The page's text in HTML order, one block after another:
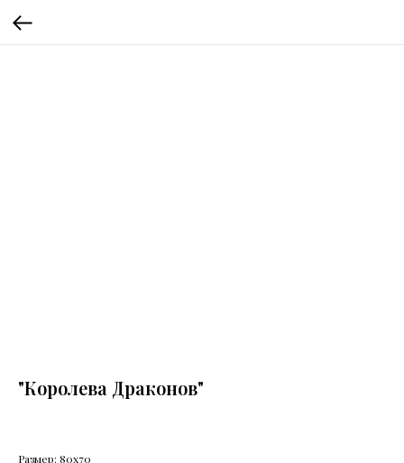
"Королева Драконов"
Размер: 80х70